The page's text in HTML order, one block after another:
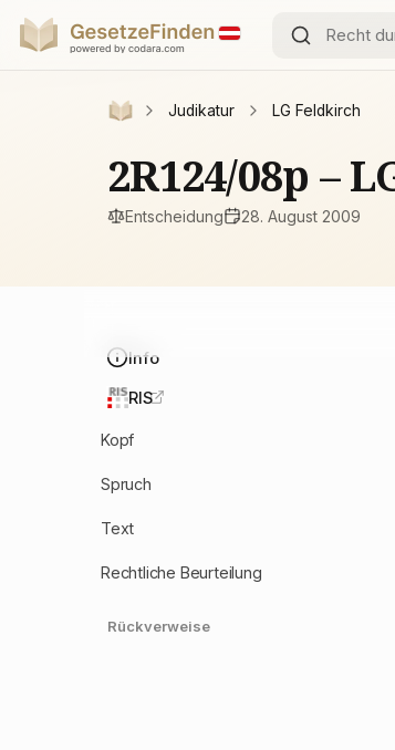
Judikatur LG Feldkirch
2R124/08p –
Entscheidung 28. August 2009
Info
RIS
Kopf
Spruch
Text
Rechtliche Beurteilung
Rückverweise